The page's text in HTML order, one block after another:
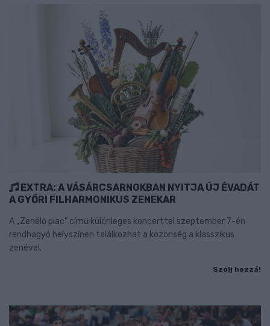
EXTRA: A VÁSÁRCSARNOKBAN NYITJA ÚJ ÉVADÁT
A GYŐRI FILHARMONIKUS ZENEKAR
A „Zenélő piac” című különleges koncerttel szeptember 7-én
rendhagyó helyszínen találkozhat a közönség a klasszikus
zenével.
Szólj hozzá!